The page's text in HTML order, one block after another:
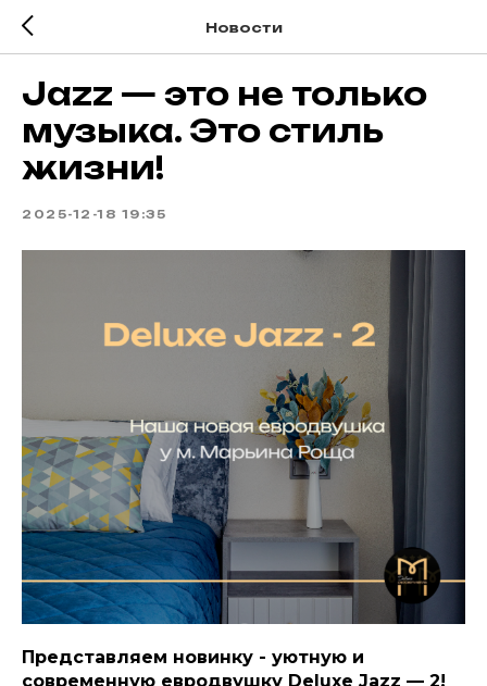
Новости
Jazz — это не только
музыка. Это стиль
жизни!
2025-12-18 19:35
Представляем новинку - уютную и
современную евродвушку Deluxe Jazz — 2!